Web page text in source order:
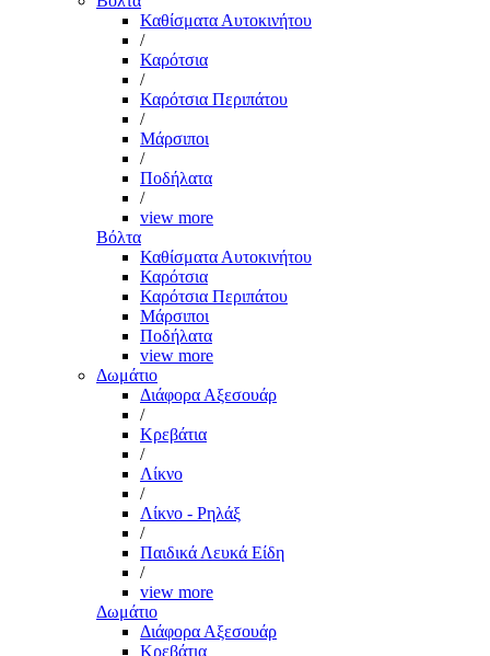
Καθίσματα Αυτοκινήτου
/
Καρότσια
/
Καρότσια Περιπάτου
/
Μάρσιποι
/
Ποδήλατα
/
view more
Βόλτα
Καθίσματα Αυτοκινήτου
Καρότσια
Καρότσια Περιπάτου
Μάρσιποι
Ποδήλατα
view more
Δωμάτιο
Διάφορα Αξεσουάρ
/
Κρεβάτια
/
Λίκνο
/
Λίκνο - Ρηλάξ
/
Παιδικά Λευκά Είδη
/
view more
Δωμάτιο
Διάφορα Αξεσουάρ
Κρεβάτια